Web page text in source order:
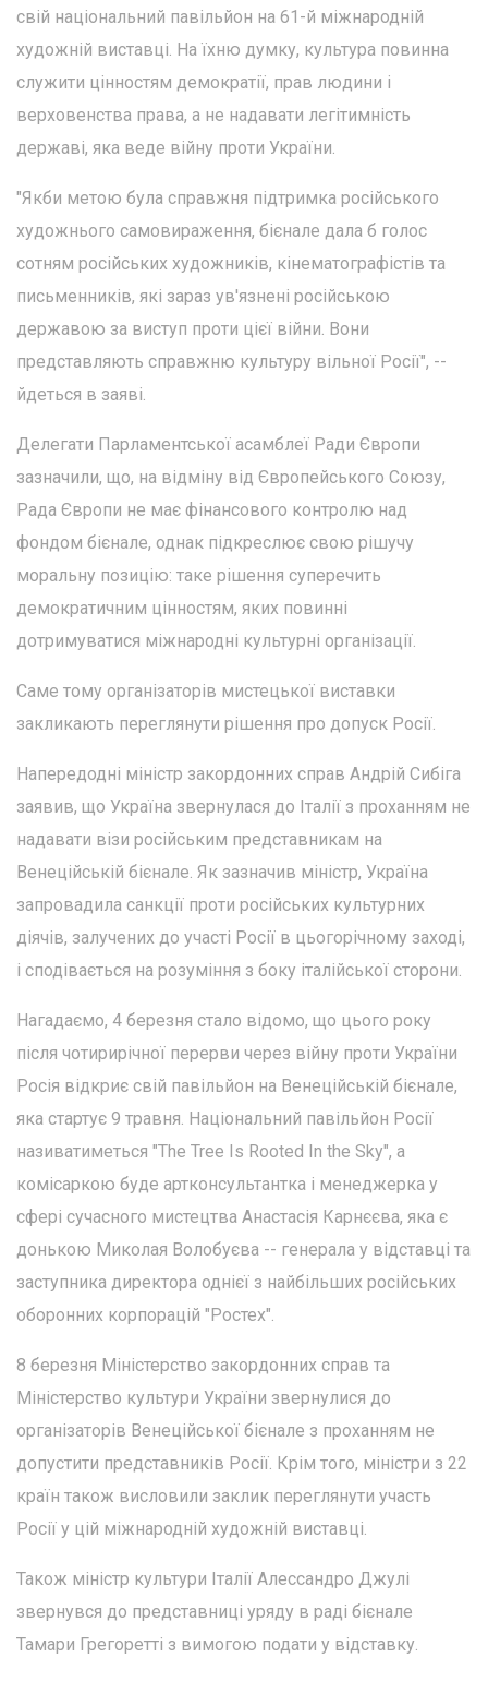
свій національний павільйон на 61-й міжнародній
художній виставці. На їхню думку, культура повинна
служити цінностям демократії, прав людини і
верховенства права, а не надавати легітимність
державі, яка веде війну проти України.
"Якби метою була справжня підтримка російського
художнього самовираження, бієнале дала б голос
сотням російських художників, кінематографістів та
письменників, які зараз ув'язнені російською
державою за виступ проти цієї війни. Вони
представляють справжню культуру вільної Росії", --
йдеться в заяві.
Делегати Парламентської асамблеї Ради Європи
зазначили, що, на відміну від Європейського Союзу,
Рада Європи не має фінансового контролю над
фондом бієнале, однак підкреслює свою рішучу
моральну позицію: таке рішення суперечить
демократичним цінностям, яких повинні
дотримуватися міжнародні культурні організації.
Саме тому організаторів мистецької виставки
закликають переглянути рішення про допуск Росії.
Напередодні міністр закордонних справ Андрій Сибіга
заявив, що Україна звернулася до Італії з проханням не
надавати візи російським представникам на
Венеційській бієнале. Як зазначив міністр, Україна
запровадила санкції проти російських культурних
діячів, залучених до участі Росії в цьогорічному заході,
і сподівається на розуміння з боку італійської сторони.
Нагадаємо, 4 березня стало відомо, що цього року
після чотирирічної перерви через війну проти України
Росія відкриє свій павільйон на Венеційській бієнале,
яка стартує 9 травня. Національний павільйон Росії
називатиметься "The Tree Is Rooted In the Sky", а
комісаркою буде артконсультантка і менеджерка у
сфері сучасного мистецтва Анастасія Карнєєва, яка є
донькою Миколая Волобуєва -- генерала у відставці та
заступника директора однієї з найбільших російських
оборонних корпорацій "Ростех".
8 березня Міністерство закордонних справ та
Міністерство культури України звернулися до
організаторів Венеційської бієнале з проханням не
допустити представників Росії. Крім того, міністри з 22
країн також висловили заклик переглянути участь
Росії у цій міжнародній художній виставці.
Також міністр культури Італії Алессандро Джулі
звернувся до представниці уряду в раді бієнале
Тамари Грегоретті з вимогою подати у відставку.